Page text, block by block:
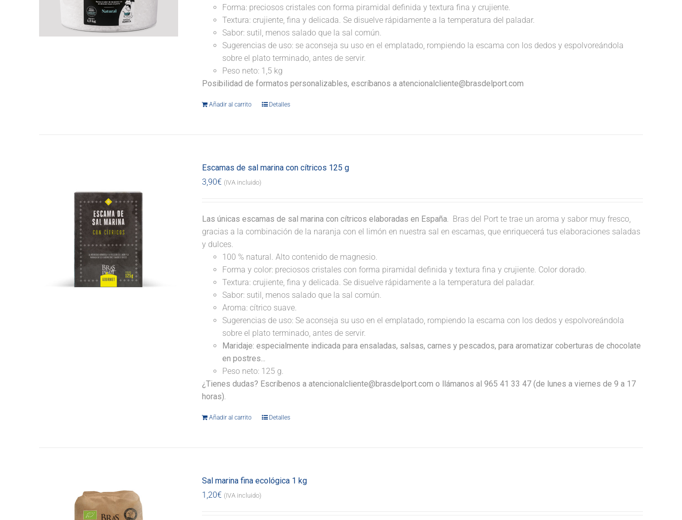
Forma: preciosos cristales con forma piramidal definida y textura fina y crujiente.
Textura: crujiente, fina y delicada. Se disuelve rápidamente a la temperatura del paladar.
Sabor: sutil, menos salado que la sal común.
Sugerencias de uso: se aconseja su uso en el emplatado, rompiendo la escama con los dedos y espolvoreándola
sobre el plato terminado, antes de servir.
Peso neto: 1,5 kg
Posibilidad de formatos personalizables, escríbanos a atencionalcliente@brasdelport.com
Añadir al carrito Detalles
Escamas de sal marina con cítricos 125 g
3,90€ (IVA incluido)
Las únicas escamas de sal marina con cítricos elaboradas en España.
Bras del Port te trae un aroma y sabor muy fresco,
gracias a la combinación de la naranja con el limón en nuestra sal en escamas, que enriquecerá tus elaboraciones saladas
y dulces.
100 % natural. Alto contenido de magnesio.
Forma y color: preciosos cristales con forma piramidal definida y textura fina y crujiente. Color dorado.
Textura: crujiente, fina y delicada. Se disuelve rápidamente a la temperatura del paladar.
Sabor: sutil, menos salado que la sal común.
Aroma: cítrico suave.
Sugerencias de uso: Se aconseja su uso en el emplatado, rompiendo la escama con los dedos y espolvoreándola
sobre el plato terminado, antes de servir.
Maridaje: especialmente indicada para ensaladas, salsas, carnes y pescados, para aromatizar coberturas de chocolate
en postres...
Peso neto: 125 g.
¿Tienes dudas? Escríbenos a atencionalcliente@brasdelport.com o llámanos al 965 41 33 47 (de lunes a viernes de 9 a 17
horas).
Añadir al carrito Detalles
Sal marina fina ecológica 1 kg
1,20€ (IVA incluido)